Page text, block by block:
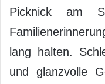
Picknick am
lang halten.
und glanzvolle